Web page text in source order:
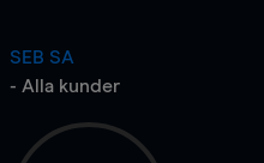
SEB SA
- Alla kunder